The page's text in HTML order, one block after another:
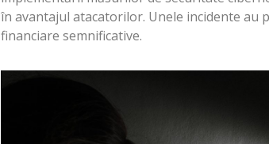
în avantajul atacatorilor. Unele incidente au
financiare semnificative.